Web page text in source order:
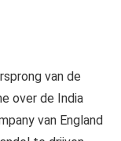
van de
over de India
van England